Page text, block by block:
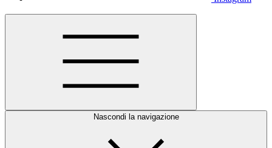
Nascondi la navigazione